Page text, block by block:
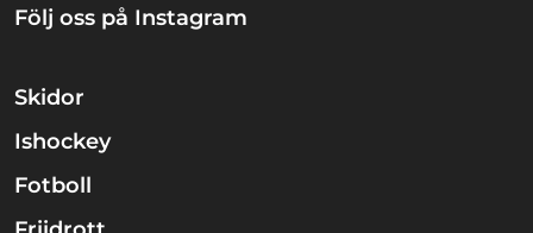
Följ oss på Instagram
Skidor
Ishockey
Fotboll